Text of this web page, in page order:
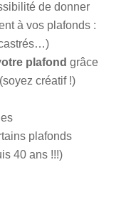
de donner
à vos plafonds :
plafond grâce
créatif !)
plafonds
40 ans !!!)